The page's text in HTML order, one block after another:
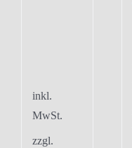
inkl.
MwSt.
zzgl.